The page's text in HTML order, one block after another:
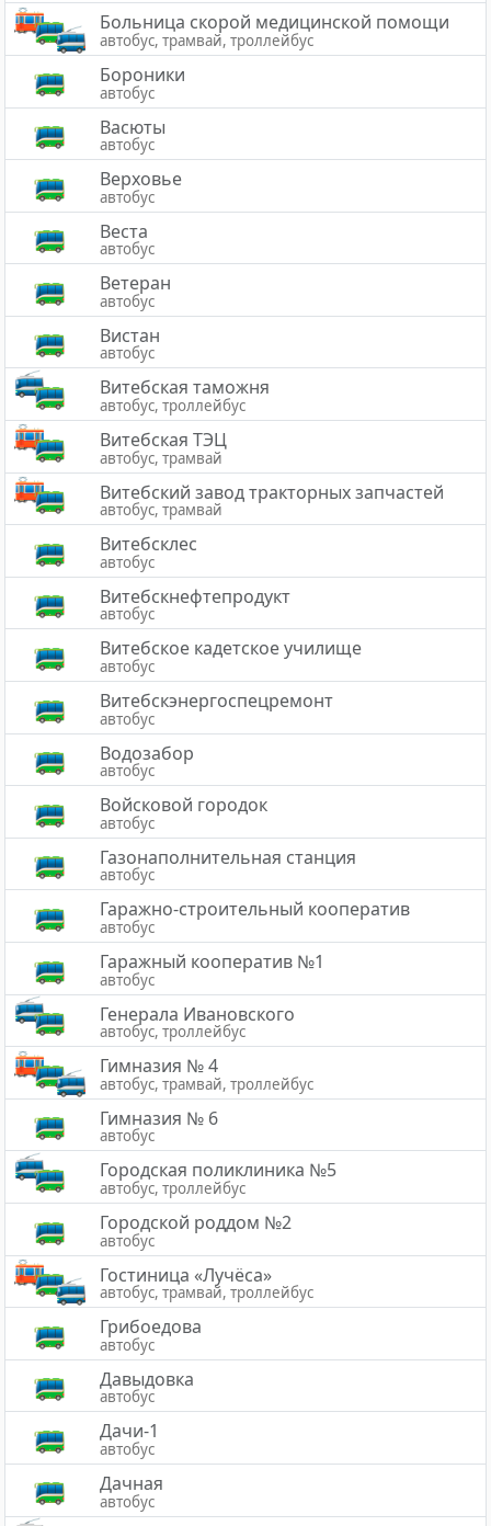
Больница скорой медицинской помощи
автобус, трамвай, троллейбус
Бороники
автобус
Васюты
автобус
Верховье
автобус
Веста
автобус
Ветеран
автобус
Вистан
автобус
Витебская таможня
автобус, троллейбус
Витебская ТЭЦ
автобус, трамвай
Витебский завод тракторных запчастей
автобус, трамвай
Витебсклес
автобус
Витебскнефтепродукт
автобус
Витебское кадетское училище
автобус
Витебскэнергоспецремонт
автобус
Водозабор
автобус
Войсковой городок
автобус
Газонаполнительная станция
автобус
Гаражно-строительный кооператив
автобус
Гаражный кооператив №1
автобус
Генерала Ивановского
автобус, троллейбус
Гимназия № 4
автобус, трамвай, троллейбус
Гимназия № 6
автобус
Городская поликлиника №5
автобус, троллейбус
Городской роддом №2
автобус
Гостиница «Лучёса»
автобус, трамвай, троллейбус
Грибоедова
автобус
Давыдовка
автобус
Дачи-1
автобус
Дачная
автобус